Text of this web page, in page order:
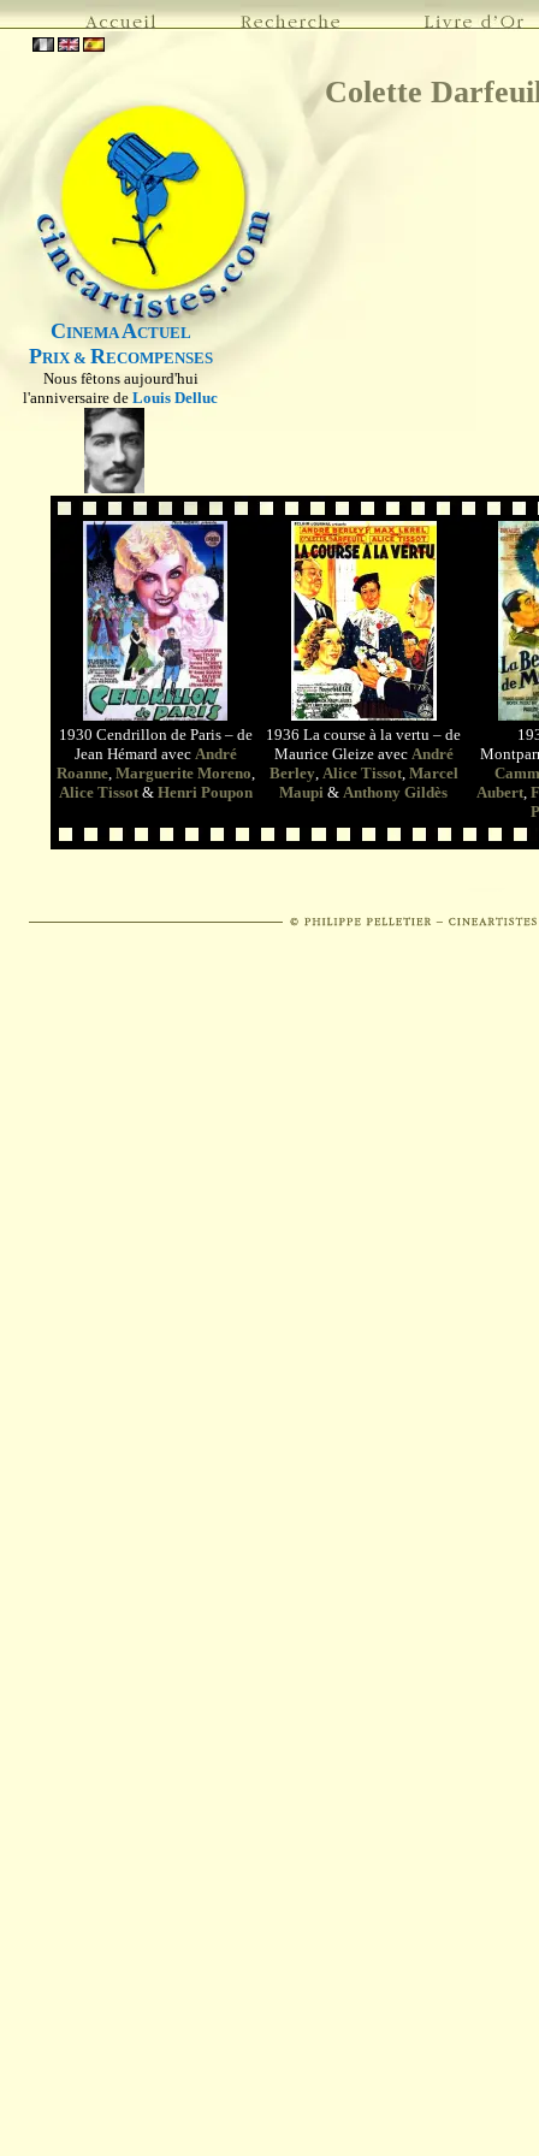
CINEMAACTUEL
PRIX & RECOMPENSES
Nous fêtons aujourd'hui
l'anniversaire de Louis Delluc
Colette
1930 Cendrillon de Paris – de
Jean Hémard avec André
Roanne, Marguerite Moreno,
Alice Tissot& Henri Poupon
1936 La course à la vertu – de
Maurice Gleize avec André
Berley, Alice Tissot, Marcel
Maupi & Anthony Gildès
Aubert,